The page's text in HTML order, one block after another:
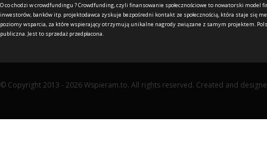
O co chodzi w crowdfundingu ?Crowdfunding, czyli finansowanie społecznościowe to nowatorski model
inwestorów, banków itp. projektodawca zyskuje bezpośredni kontakt ze społecznością, która staje się
poziomy wsparcia, za które wspierający otrzymują unikalne nagrody związane z samym projektem.
publiczna. Jest to sprzedaż przedpłacona.
© Copyright 2013 - 2026 Wspieram.to. All rights reserved. Created and